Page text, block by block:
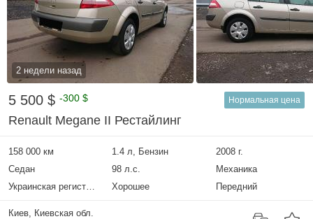
2 недели назад
5 500 $ -300 $ Нормальная цена
Renault Megane II Рестайлинг
158 000 км 1.4 л, Бензин
2008 г.
Седан
98 л.с.
Механика
Украинская регистрация
Хорошее Передний
Киев, Киевская обл.